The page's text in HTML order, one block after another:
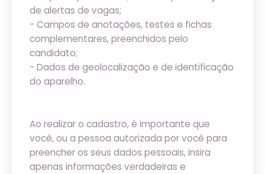
de alertas de vagas;
- Campos de anotações, testes e fichas
complementares, preenchidos pelo
candidato;
- Dados de geolocalização e de identificação
do aparelho.
Ao realizar o cadastro, é importante que
você, ou a pessoa autorizada por você para
preencher os seus dados pessoais, insira
apenas informações verdadeiras e